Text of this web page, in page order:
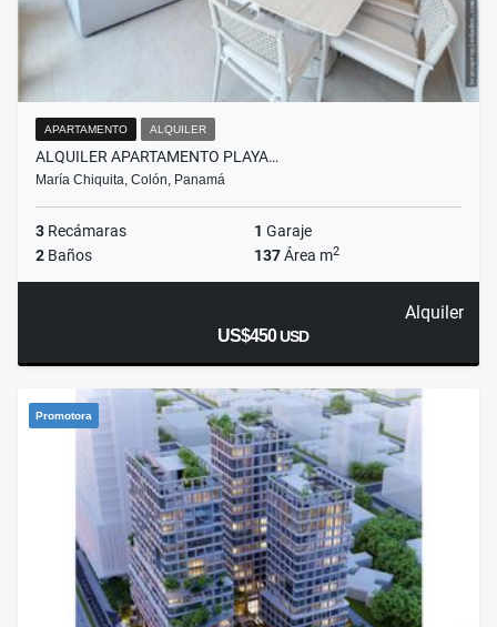
APARTAMENTO ALQUILER
ALQUILER APARTAMENTO PLAYA…
María Chiquita, Colón, Panamá
3 Recámaras 1 Garaje
2 Baños 137Área m2
Alquiler
US$450USD
Promotora